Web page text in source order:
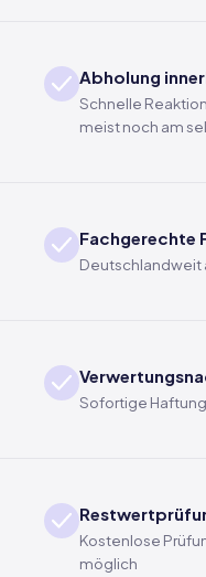
Abholung
Schnelle
meist noch am
Fachgerechte
Deutschlandweit
Sofortige
Kostenlose
möglich